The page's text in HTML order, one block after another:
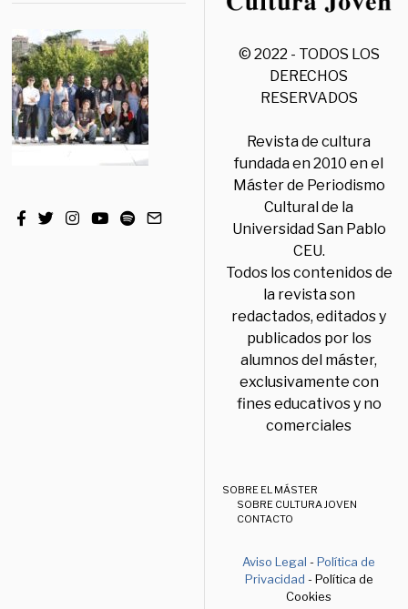
© 2022 - TODOS LOS
DERECHOS
RESERVADOS
Revista de cultura
fundada en 2010 en el
Máster de Periodismo
Cultural de la
Universidad San Pablo
CEU.
Todos los contenidos de
la revista son
redactados, editados y
publicados por los
alumnos del máster,
exclusivamente con
fines educativos y no
comerciales
SOBRE EL MÁSTER
SOBRE CULTURA JOVEN
CONTACTO
Aviso Legal -Política de
Privacidad - Política de
Cookies